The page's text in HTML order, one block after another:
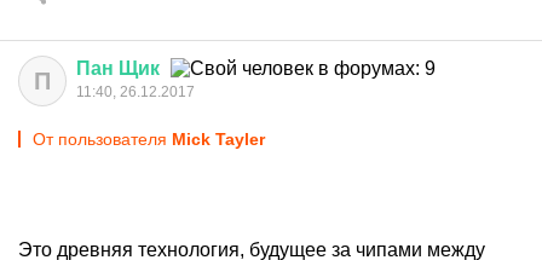
П Пан Щик
11:40, 26.12.2017
От пользователя Mick Tayler
Это древняя технология, будущее за чипами между